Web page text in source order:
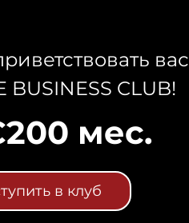
вас
BUSINESS CLUB!
мес.
в клуб